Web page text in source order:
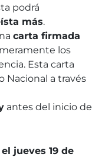
podrá
más.
carta firmada
los
Esta carta
Nacional a través
antes del inicio de
jueves 19 de